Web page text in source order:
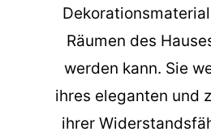
Räumen des
werden kann. Sie
ihres eleganten und
ihrer